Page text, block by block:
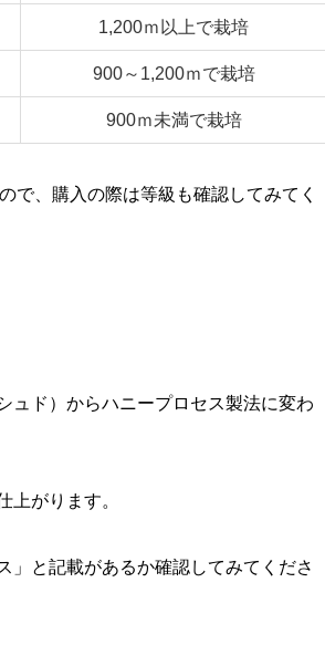
1,200ｍ以上で栽培
900～1,200ｍで栽培
900ｍ未満で栽培
で、購入の際は等級も確認してみてく
ュド）からハニープロセス製法に変わ
上がります。
」と記載があるか確認してみてくださ